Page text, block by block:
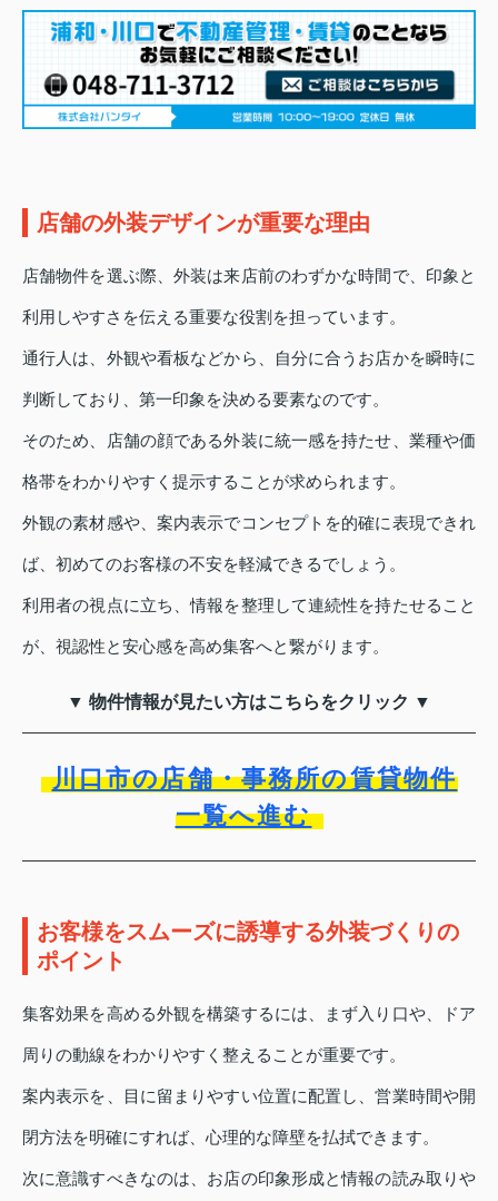
店舗の外装デザインが重要な理由
店舗物件を選ぶ際、外装は来店前のわずかな時間で、印象と
利用しやすさを伝える重要な役割を担っています。
通行人は、外観や看板などから、自分に合うお店かを瞬時に
判断しており、第一印象を決める要素なのです。
そのため、店舗の顔である外装に統一感を持たせ、業種や価
格帯をわかりやすく提示することが求められます。
外観の素材感や、案内表示でコンセプトを的確に表現できれ
ば、初めてのお客様の不安を軽減できるでしょう。
利用者の視点に立ち、情報を整理して連続性を持たせること
が、視認性と安心感を高め集客へと繋がります。
▼ 物件情報が見たい方はこちらをクリック ▼
川口市の店舗・事務所の賃貸物件
一覧へ進む
お客様をスムーズに誘導する外装づくりの
ポイント
集客効果を高める外観を構築するには、まず入り口や、ドア
周りの動線をわかりやすく整えることが重要です。
案内表示を、目に留まりやすい位置に配置し、営業時間や開
閉方法を明確にすれば、心理的な障壁を払拭できます。
次に意識すべきなのは、お店の印象形成と情報の読み取りや